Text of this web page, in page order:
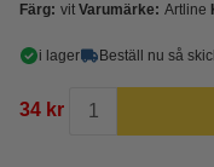
Färg: vit Varumärke: Artline
i lager Beställ nu så
34 kr